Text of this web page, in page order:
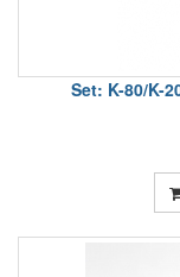
Set: K-80/K-